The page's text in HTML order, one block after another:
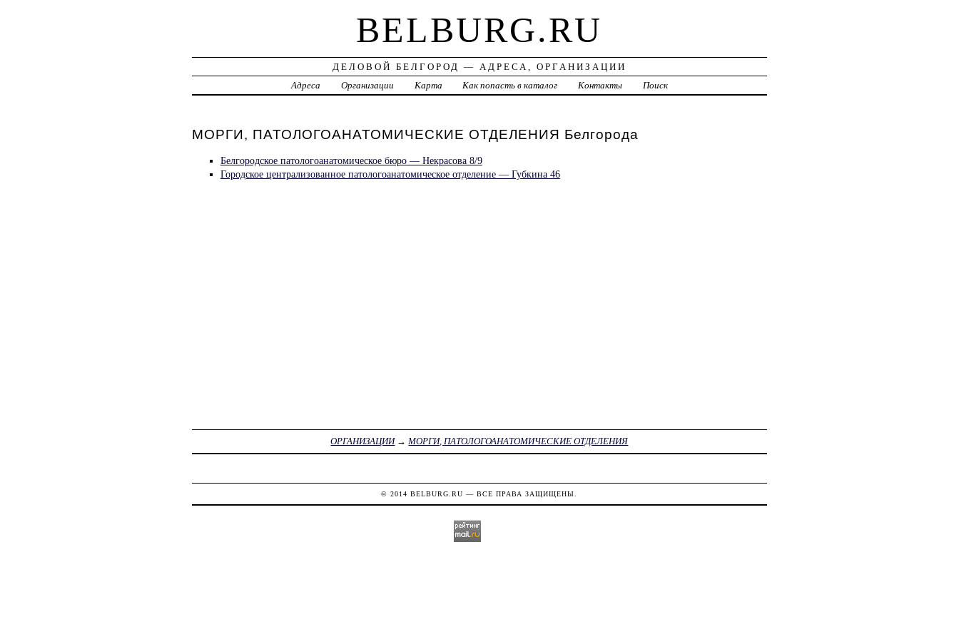
BELBURG.RU
ДЕЛОВОЙ БЕЛГОРОД — АДРЕСА, ОРГАНИЗАЦИИ
Адреса
Организации Карта Как попасть в каталог Контакты Поиск
МОРГИ, ПАТОЛОГОАНАТОМИЧЕСКИЕ ОТДЕЛЕНИЯ Белгорода
Белгородское патологоанатомическое бюро — Некрасова 8/9
Городское централизованное патологоанатомическое отделение — Губкина 46
ОРГАНИЗАЦИИ→МОРГИ, ПАТОЛОГОАНАТОМИЧЕСКИЕ ОТДЕЛЕНИЯ
© 2014BELBURG.RU — ВСЕ ПРАВА ЗАЩИЩЕНЫ.